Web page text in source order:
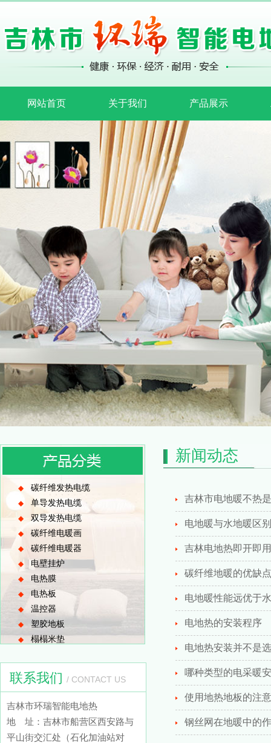
网站首页 关于我们 产品展示
◆ 碳纤维发热电缆
◆ 单导发热电缆
◆ 双导发热电缆
◆ 碳纤维电暖画
◆ 碳纤维电暖器
◆ 电壁挂炉
◆ 电热膜
◆电热板
◆ 温控器
◆ 塑胶地板
◆ 榻榻米垫
联系我们 / CONTACT US
吉林市环瑞智能电地热
地 址：吉林市船营区西安路与
平山街交汇处（石化加油站对
新闻动态
吉林市电地暖不热
电地暖与水地暖区别
吉林电地热即开即
碳纤维地暖的优缺
电地暖性能远优于
电地热的安装程序
电地热安装并不是
哪种类型的电采暖
使用地热地板的注
钢丝网在地暖中的